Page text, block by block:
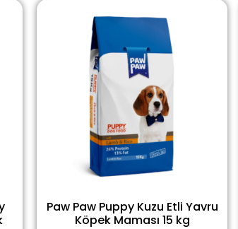
Paw Paw Puppy Kuzu Etli Yavru
Köpek Maması 15 kg